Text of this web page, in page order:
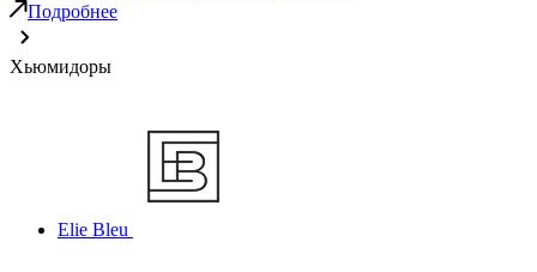
Подробнее
Хьюмидоры
Elie Bleu